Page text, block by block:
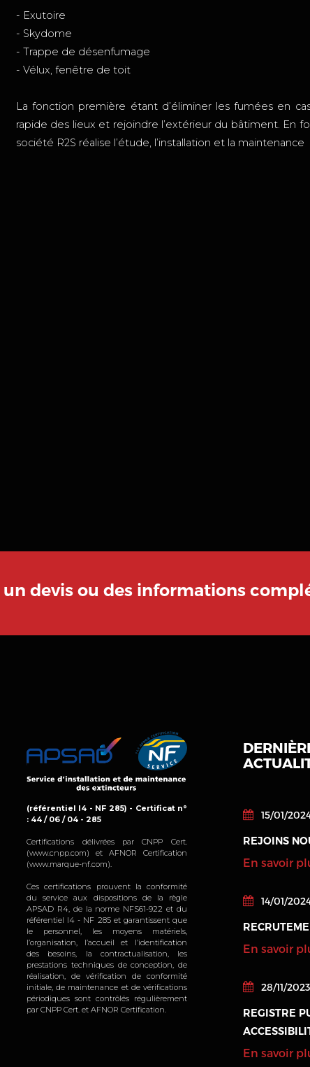
- Exutoire
- Skydome
- Trappe de désenfumage
- Vélux, fenêtre de toit
La fonction première étant d’éliminer les fumées en
rapide des lieux et rejoindre l’extérieur du bâtiment. En
société R2S réalise l’étude, l’installation et la maintenance
devis ou des informations
(référentiel I4 - NF 285) - Certificat n°
: 44 / 06 / 04 - 285
Certifications délivrées par CNPP Cert.
(www.cnpp.com) et AFNOR Certification
(www.marque-nf.com).
Ces certifications prouvent la conformité
du service aux dispositions de la règle
APSAD R4, de la norme NFS61-922 et du
référentiel I4 - NF 285 et garantissent que
le personnel, les moyens matériels,
l’organisation, l’accueil et l’identification
des besoins, la contractualisation, les
prestations techniques de conception, de
réalisation, de vérification de conformité
initiale, de maintenance et de vérifications
périodiques sont contrôlés régulièrement
par CNPP Cert. et AFNOR Certification.
15/01/
REJOINS
En savoir
14/01/
En savoir
28/11/2023
REGISTRE
En savoir